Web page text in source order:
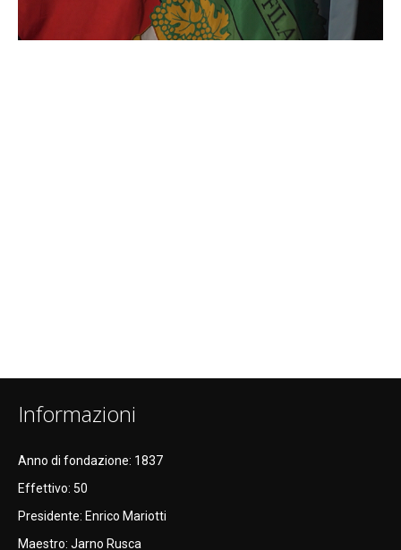
Informazioni
Anno di fondazione: 1837
Effettivo: 50
Presidente: Enrico Mariotti
Maestro: Jarno Rusca